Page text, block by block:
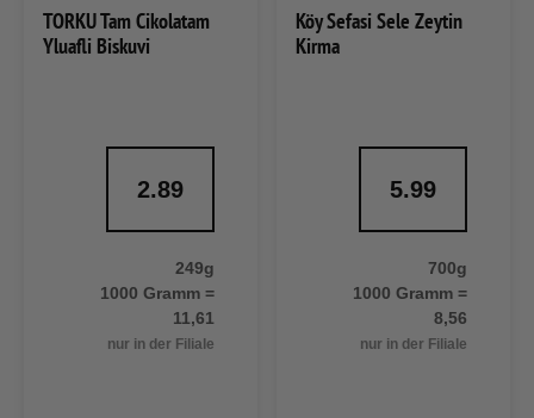
TORKU Tam Cikolatam
Yluafli Biskuvi
2.89
249g
1000 Gramm =
11,61
nur in der Filiale
Köy Sefasi Sele Zeytin
Kirma
5.99
700g
1000 Gramm =
8,56
nur in der Filiale